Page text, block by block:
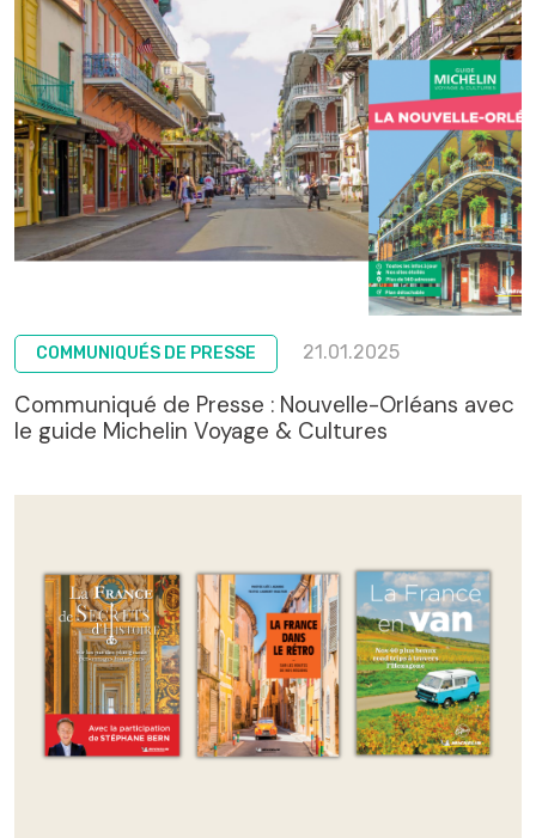
COMMUNIQUÉS DE PRESSE 21.01.2025
Communiqué de Presse : Nouvelle-Orléans avec
le guide Michelin Voyage & Cultures